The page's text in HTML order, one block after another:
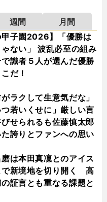
週間
月間
甲子園2026】「優勝は
ない」 波乱必至の組み
識者５人が選んだ優勝
だ！
がラクして生意気だな」
つ若いくせに」厳しい言
せられるも佐藤慎太郎
誇りとファンへの思い
は本田真凜とのアイス
で新境地を切り開く 高
証言とも重なる課題と